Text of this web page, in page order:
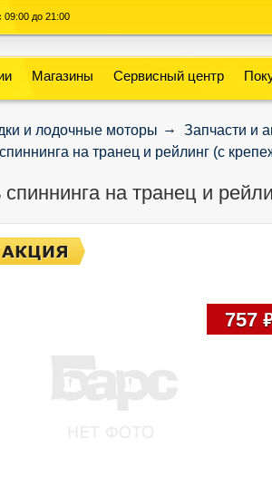
09:00 до 21:00
Магазины Сервисный центр
и лодочные моторы
Запчасти и
на транец и рейлинг (с
на транец и
757